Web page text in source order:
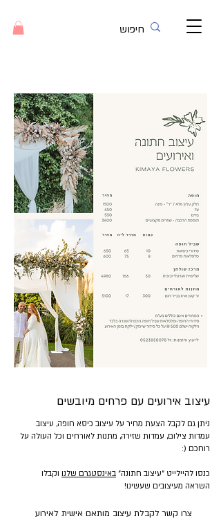
עיצוב אירועים עם פרחים מיובשים
ניתן גם לקבל הצעת מחיר על עיצוב כיסא חופה, עיצוב
עמדות צילום, עמדות שזירה, מתנות לאורחים וכל העולה על
רוחכם (:
כנסו להיילייט "עיצוב חתונה" באינסטגרם שלנו וקבלו
השראה מעיצובים שעשינו!
צרו קשר לקבלת עיצוב מותאם אישית לאירוע